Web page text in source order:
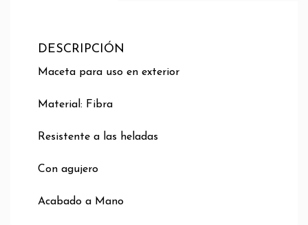
DESCRIPCIÓN
Maceta para uso en exterior
Material: Fibra
Resistente a las heladas
Con agujero
Acabado a Mano